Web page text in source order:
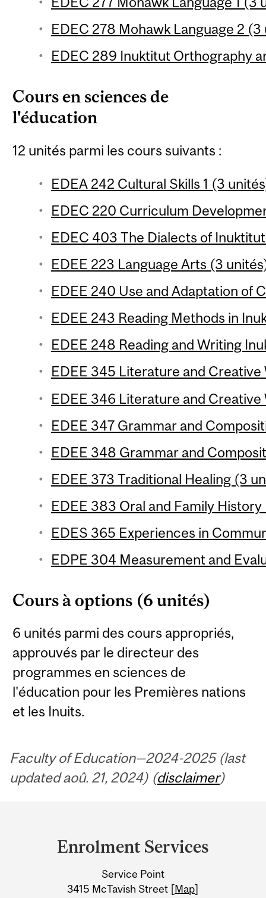
EDEC 278 Mohawk Language 2
EDEC 289 Inuktitut Orthography
Cours en sciences de
l'éducation
12 unités parmi les cours suivants :
EDEA 242 Cultural Skills 1 (3
EDEC 220 Curriculum
EDEC 403 The Dialects of
EDEE 223 Language Arts (3
EDEE 240 Use and Adaptation of
EDEE 243 Reading Methods in
EDEE 248 Reading and Writing
EDEE 345 Literature and Creative
EDEE 346 Literature and
EDEE 347 Grammar and
EDEE 348 Grammar and
EDEE 373 Traditional Healing (3
EDEE 383 Oral and Family
EDES 365 Experiences in
EDPE 304 Measurement and
Cours à options (6 unités)
6 unités parmi des cours appropriés,
approuvés par le directeur des
programmes en sciences de
l'éducation pour les Premières nations
et les Inuits.
Faculty of Education—2024-2025 (last
updated aoû. 21, 2024) (disclaimer)
Information
Enrolment Services
Service Point
3415 McTavish Street [Map]